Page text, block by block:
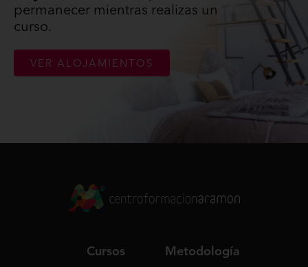
permanecer mientras realizas un
curso.
VER ALOJAMIENTOS
Cursos Metodología